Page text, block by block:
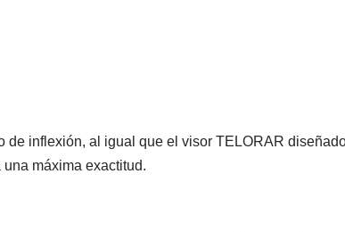
de inflexión, al igual que el visor TELORAR
máxima exactitud.